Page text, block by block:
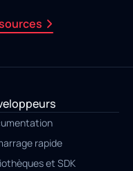
rapide
et SDK